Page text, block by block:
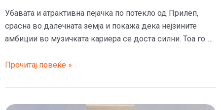
Убавата и атрактивна пејачка по потекло од Прилеп,
срасна во далечната земја и покажа дека нејзините
амбиции во музичката кариера се доста силни. Тоа го …
Македонка
директор
по
Прочитај повеќе »